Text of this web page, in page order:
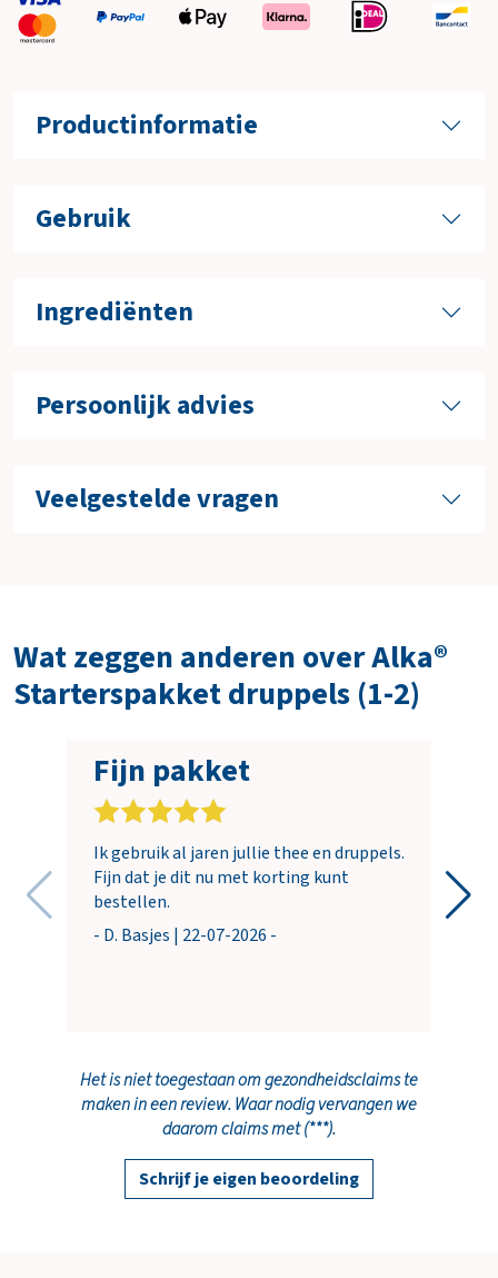
Productinformatie
Gebruik
Ingrediënten
Persoonlijk advies
Veelgestelde vragen
Wat zeggen anderen over Alka®
Starterspakket druppels (1-2)
Fijn pakket
Ik gebruik al jaren jullie thee en druppels.
Fijn dat je dit nu met korting kunt
bestellen.
- D. Basjes | 22-07-2026 -
Het is niet toegestaan om gezondheidsclaims te
maken in een review. Waar nodig vervangen we
daarom claims met (***).
Schrijf je eigen beoordeling